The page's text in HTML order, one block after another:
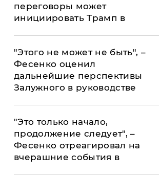
переговоры может
инициировать Трамп в
"Этого не может не быть", –
Фесенко оценил
дальнейшие перспективы
Залужного в руководстве
"Это только начало,
продолжение следует", –
Фесенко отреагировал на
вчерашние события в